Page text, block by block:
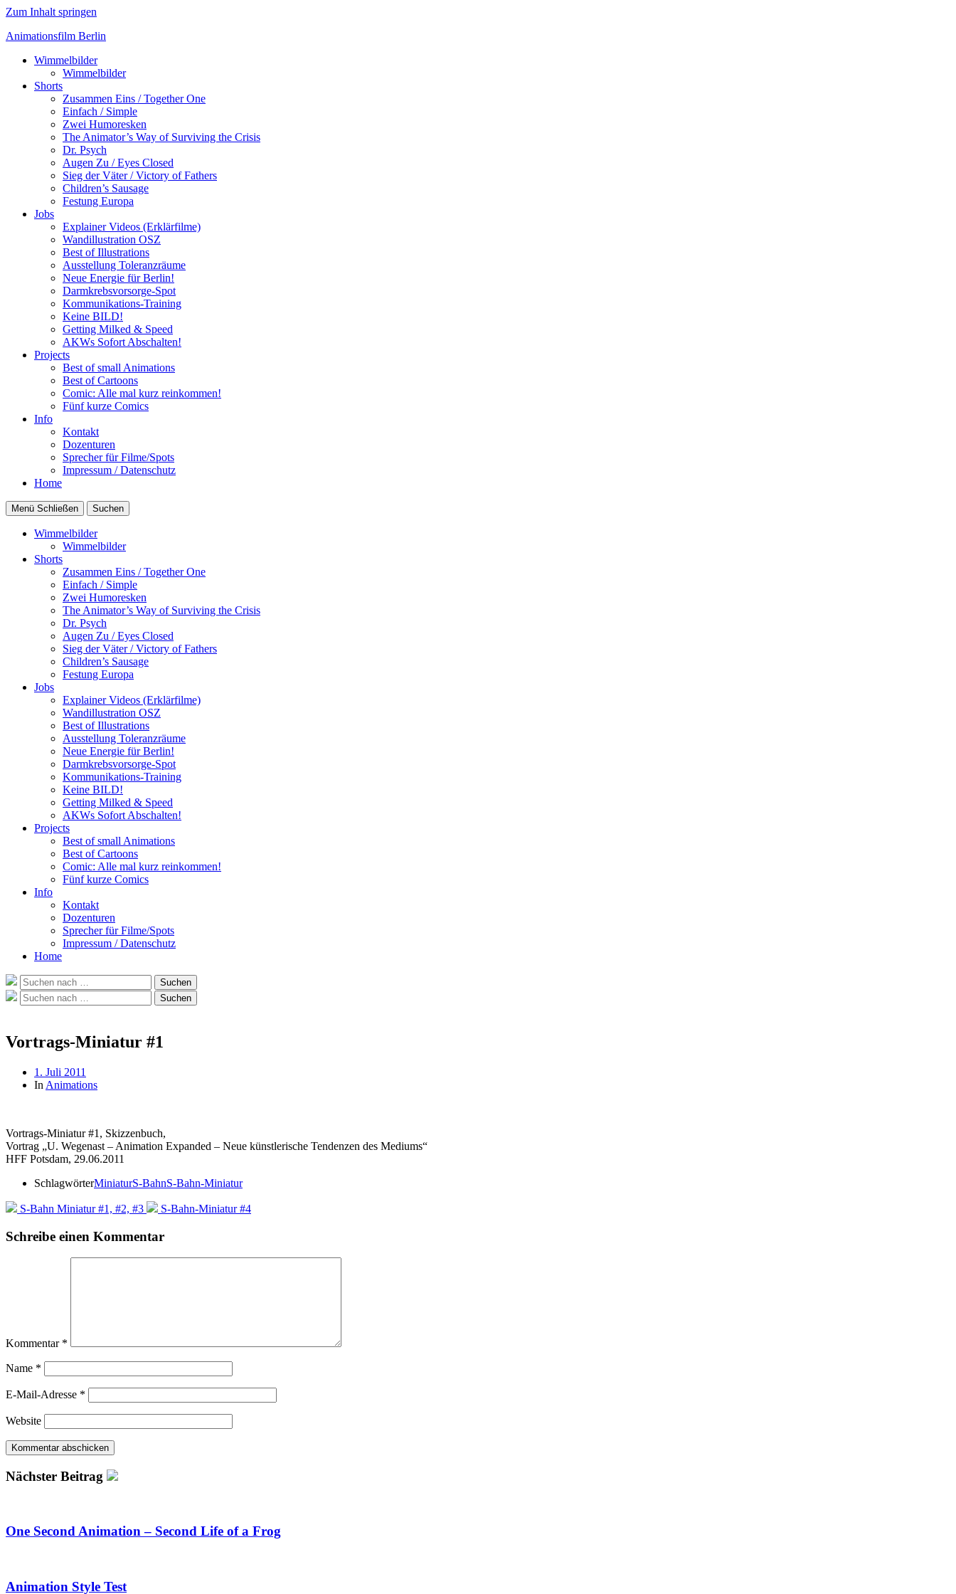
Zum Inhalt springen
Animationsfilm Berlin
Wimmelbilder
Wimmelbilder
Shorts
Zusammen Eins / Together One
Einfach / Simple
Zwei Humoresken
The Animator’s Way of Surviving the Crisis
Dr. Psych
Augen Zu / Eyes Closed
Sieg der Väter / Victory of Fathers
Children’s Sausage
Festung Europa
Jobs
Explainer Videos (Erklärfilme)
Wandillustration OSZ
Best of Illustrations
Ausstellung Toleranzräume
Neue Energie für Berlin!
Darmkrebsvorsorge-Spot
Kommunikations-Training
Keine BILD!
Getting Milked & Speed
AKWs Sofort Abschalten!
Projects
Best of small Animations
Best of Cartoons
Comic: Alle mal kurz reinkommen!
Fünf kurze Comics
Info
Kontakt
Dozenturen
Sprecher für Filme/Spots
Impressum / Datenschutz
Home
Menü Schließen Suchen
Wimmelbilder
Wimmelbilder
Shorts
Zusammen Eins / Together One
Einfach / Simple
Zwei Humoresken
The Animator’s Way of Surviving the Crisis
Dr. Psych
Augen Zu / Eyes Closed
Sieg der Väter / Victory of Fathers
Children’s Sausage
Festung Europa
Jobs
Explainer Videos (Erklärfilme)
Wandillustration OSZ
Best of Illustrations
Ausstellung Toleranzräume
Neue Energie für Berlin!
Darmkrebsvorsorge-Spot
Kommunikations-Training
Keine BILD!
Getting Milked & Speed
AKWs Sofort Abschalten!
Projects
Best of small Animations
Best of Cartoons
Comic: Alle mal kurz reinkommen!
Fünf kurze Comics
Info
Kontakt
Dozenturen
Sprecher für Filme/Spots
Impressum / Datenschutz
Home
Suche
nach:
Suchen
Suche
nach:
Suchen
Vortrags-Miniatur #1
Beitragsdatum
1. Juli 2011
In Animations
Vortrags-Miniatur #1, Skizzenbuch,
Vortrag „U. Wegenast – Animation Expanded – Neue künstlerische Tendenzen des Mediums“
HFF Potsdam, 29.06.2011
SchlagwörterMiniaturS-BahnS-Bahn-Miniatur
S-Bahn Miniatur #1, #2, #3 S-Bahn-Miniatur #4
Schreibe einen Kommentar
Kommentar *
Name *
E-Mail-Adresse *
Website
Nächster Beitrag
One Second Animation – Second Life of a Frog
Animation Style Test